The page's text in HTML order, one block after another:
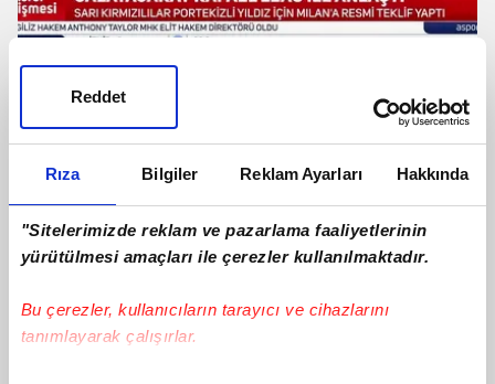
Rıza Bilgiler Reklam Ayarları Hakkında
"Sitelerimizde reklam ve pazarlama faaliyetlerinin
yürütülmesi amaçları ile çerezler kullanılmaktadır.
Bu çerezler, kullanıcıların tarayıcı ve cihazlarını
tanımlayarak çalışırlar.
Reddet
Galatasaray Rafael Leao ile anlaştı!
İşte Portekizli yıldızın maaşı